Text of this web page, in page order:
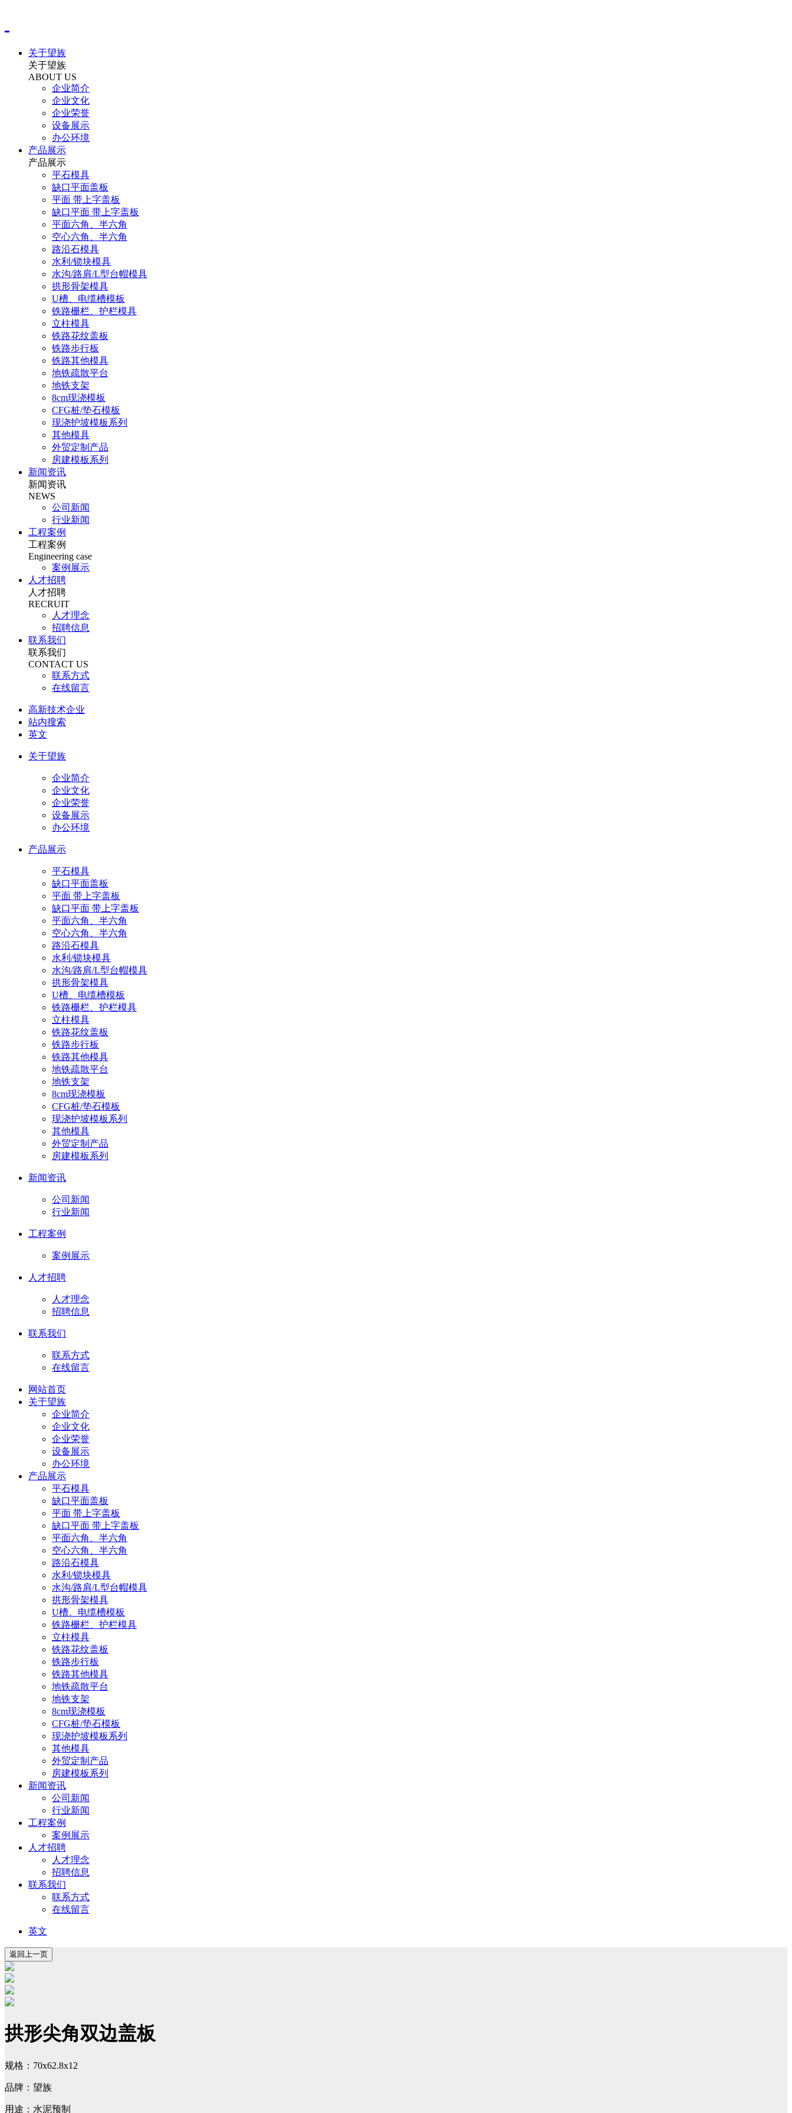
关于望族
关于望族
ABOUT US
企业简介
企业文化
企业荣誉
设备展示
办公环境
产品展示
产品展示
平石模具
缺口平面盖板
平面 带上字盖板
缺口平面 带上字盖板
平面六角、半六角
空心六角、半六角
路沿石模具
水利/锁块模具
水沟/路肩/L型台帽模具
拱形骨架模具
U槽、电缆槽模板
铁路栅栏、护栏模具
立柱模具
铁路花纹盖板
铁路步行板
铁路其他模具
地铁疏散平台
地铁支架
8cm现浇模板
CFG桩/垫石模板
现浇护坡模板系列
其他模具
外贸定制产品
房建模板系列
新闻资讯
新闻资讯
NEWS
公司新闻
行业新闻
工程案例
工程案例
Engineering case
案例展示
人才招聘
人才招聘
RECRUIT
人才理念
招聘信息
联系我们
联系我们
CONTACT US
联系方式
在线留言
高新技术企业
站内搜索
英文
关于望族
企业简介
企业文化
企业荣誉
设备展示
办公环境
产品展示
平石模具
缺口平面盖板
平面 带上字盖板
缺口平面 带上字盖板
平面六角、半六角
空心六角、半六角
路沿石模具
水利/锁块模具
水沟/路肩/L型台帽模具
拱形骨架模具
U槽、电缆槽模板
铁路栅栏、护栏模具
立柱模具
铁路花纹盖板
铁路步行板
铁路其他模具
地铁疏散平台
地铁支架
8cm现浇模板
CFG桩/垫石模板
现浇护坡模板系列
其他模具
外贸定制产品
房建模板系列
新闻资讯
公司新闻
行业新闻
工程案例
案例展示
人才招聘
人才理念
招聘信息
联系我们
联系方式
在线留言
网站首页
关于望族
企业简介
企业文化
企业荣誉
设备展示
办公环境
产品展示
平石模具
缺口平面盖板
平面 带上字盖板
缺口平面 带上字盖板
平面六角、半六角
空心六角、半六角
路沿石模具
水利/锁块模具
水沟/路肩/L型台帽模具
拱形骨架模具
U槽、电缆槽模板
铁路栅栏、护栏模具
立柱模具
铁路花纹盖板
铁路步行板
铁路其他模具
地铁疏散平台
地铁支架
8cm现浇模板
CFG桩/垫石模板
现浇护坡模板系列
其他模具
外贸定制产品
房建模板系列
新闻资讯
公司新闻
行业新闻
工程案例
案例展示
人才招聘
人才理念
招聘信息
联系我们
联系方式
在线留言
英文
拱形尖角双边盖板
规格：70x62.8x12
品牌：望族
用途：水泥预制